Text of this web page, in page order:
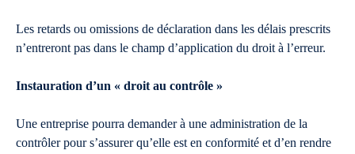
Les retards ou omissions de déclaration dans les délais prescrits
n’entreront pas dans le champ d’application du droit à l’erreur.
Instauration d’un « droit au contrôle »
Une entreprise pourra demander à une administration de la
contrôler pour s’assurer qu’elle est en conformité et d’en rendre